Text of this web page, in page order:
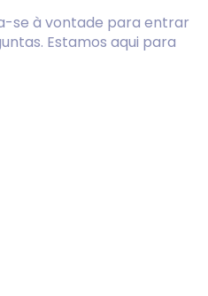
se à vontade para entrar
Estamos aqui para